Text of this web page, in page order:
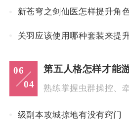
新苍穹之剑仙医怎样提升角
06
04
级副本攻城掠地有没有窍门